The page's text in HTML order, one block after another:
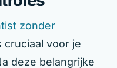
zonder
cruciaal voor je
deze belangrijke